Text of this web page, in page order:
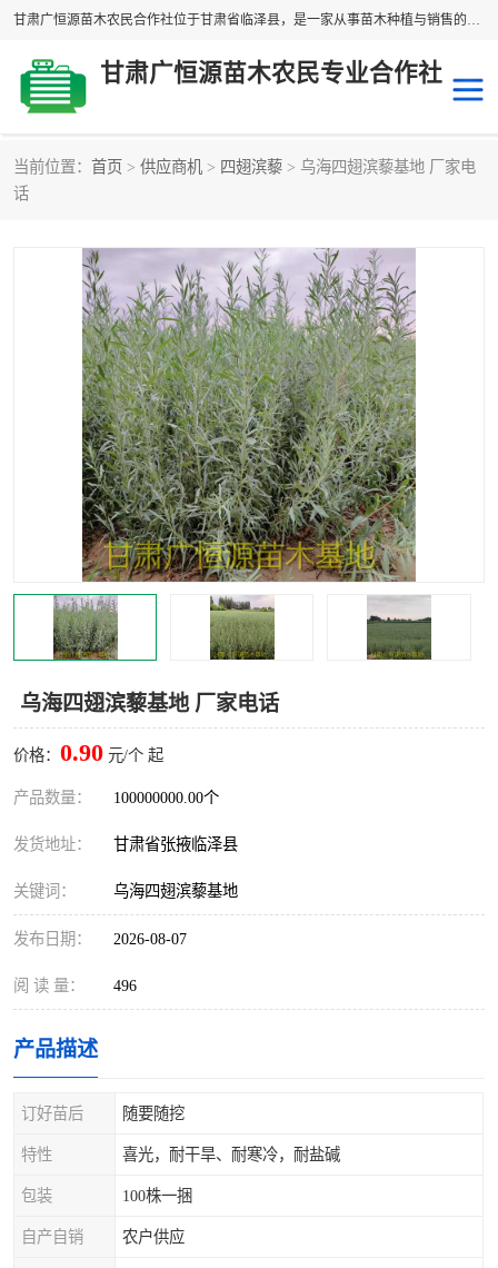
甘肃广恒源苗木农民合作社位于甘肃省临泽县，是一家从事苗木种植与销售的农民合作组织，合作社拥有苗木基地1500多亩，种植苗木品种40多个，年产各类苗木2000多万株。主营：白刺苗、红柳苗、梭梭苗等，我们以“种植一流的苗子，诚信经营”的经营理念，竭诚为每一位客户做优质的服务，欢迎来电咨询！
甘肃广恒源苗木农民专业合作社
当前位置： 首页 > 供应商机 > 四翅滨藜 > 乌海四翅滨藜基地 厂家电
话
乌海四翅滨藜基地 厂家电话
价格： 0.90 元/个 起
产品数量： 100000000.00个
发货地址： 甘肃省张掖临泽县
关键词： 乌海四翅滨藜基地
发布日期： 2026-08-07
阅 读 量： 496
产品描述
订好苗后 随要随挖
特性 喜光，耐干旱、耐寒冷，耐盐碱
包装 100株一捆
自产自销 农户供应
圆冠榆 柠条
白刺苗
沙枣树 红柳苗
沙棘苗 柽柳苗
砂生槐 四翅滨藜